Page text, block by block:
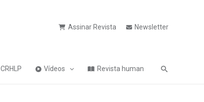
Assinar Revista Newsletter
CRHLP Vídeos Revista human Pesquisa